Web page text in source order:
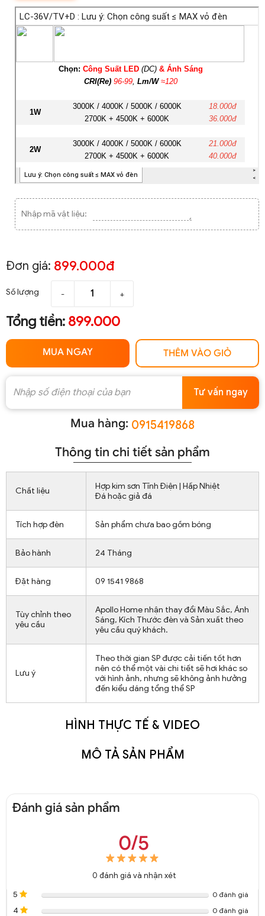
Nhập mã vật liệu:
Đơn giá: 899.000đ
Số lượng - +
Tổng tiền: 899.000
MUA NGAY THÊM VÀO GIỎ
Tư vấn ngay
Mua hàng: 0915419868
Thông tin chi tiết sản phẩm
Chất liệu
Hợp kim sơn Tĩnh Điện | Hấp Nhiệt
Đá hoặc giả đá
Tích hợp đèn Sản phẩm chưa bao gồm bóng
Bảo hành 24 Tháng
Đặt hàng 09 1541 9868
Tùy chỉnh theo
yêu cầu
Apollo Home nhận thay đổi Màu Sắc, Ánh
Sáng, Kích Thước đèn và Sản xuất theo
yêu cầu quý khách.
Lưu ý
Theo thời gian SP được cải tiến tốt hơn
nên có thể một vài chi tiết sẽ hơi khác so
với hình ảnh, nhưng sẽ không ảnh hưởng
đến kiểu dáng tổng thể SP
HÌNH THỰC TẾ & VIDEO
MÔ TẢ SẢN PHẨM
Đánh giá sản phẩm
0/5
0 đánh giá và nhận xét
5
0 đánh giá
4 0 đánh giá